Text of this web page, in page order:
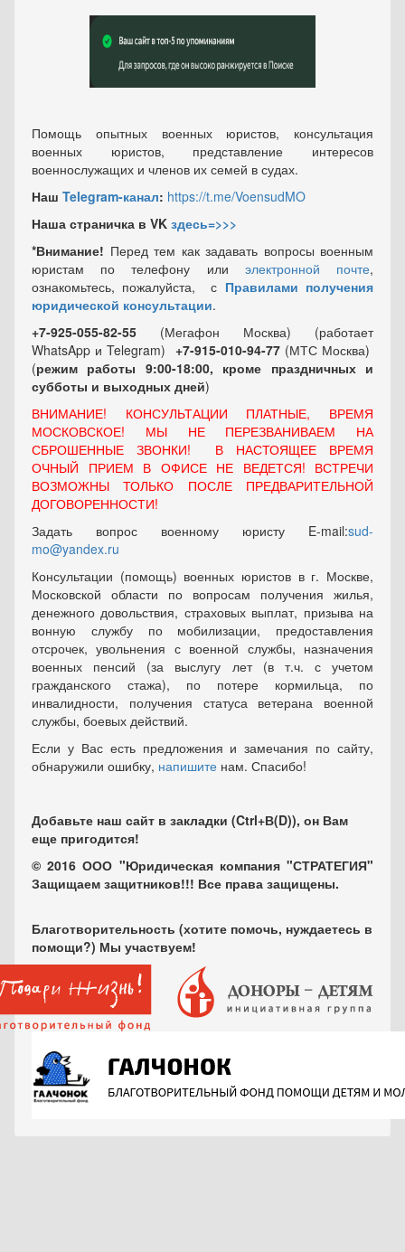
Помощь опытных военных юристов, консультация
военных юристов, представление интересов
военнослужащих и членов их семей в судах.
Наш Telegram-канал: https://t.me/VoensudMO
Наша страничка в VK здесь=>>>
*Внимание! Перед тем как задавать вопросы военным
юристам по телефону или электронной почте,
ознакомьтесь, пожалуйста, с Правилами получения
юридической консультации.
+7-925-055-82-55 (Мегафон Москва) (работает
WhatsApp и Telegram) +7-915-010-94-77 (МТС Москва)
(режим работы 9:00-18:00, кроме праздничных и
субботы и выходных дней)
ВНИМАНИЕ! КОНСУЛЬТАЦИИ ПЛАТНЫЕ, ВРЕМЯ
МОСКОВСКОЕ! МЫ НЕ ПЕРЕЗВАНИВАЕМ НА
СБРОШЕННЫЕ ЗВОНКИ! В НАСТОЯЩЕЕ ВРЕМЯ
ОЧНЫЙ ПРИЕМ В ОФИСЕ НЕ ВЕДЕТСЯ! ВСТРЕЧИ
ВОЗМОЖНЫ ТОЛЬКО ПОСЛЕ ПРЕДВАРИТЕЛЬНОЙ
ДОГОВОРЕННОСТИ!
Задать вопрос военному юристу E-mail:sud-
mo@yandex.ru
Консультации (помощь) военных юристов в г. Москве,
Московской области по вопросам получения жилья,
денежного довольствия, страховых выплат, призыва на
вонную службу по мобилизации, предоставления
отсрочек, увольнения с военной службы, назначения
военных пенсий (за выслугу лет (в т.ч. с учетом
гражданского стажа), по потере кормильца, по
инвалидности, получения статуса ветерана военной
службы, боевых действий.
Если у Вас есть предложения и замечания по сайту,
обнаружили ошибку, напишите нам. Спасибо!
Добавьте наш сайт в закладки (Ctrl+В(D)), он Вам
еще пригодится!
© 2016 ООО "Юридическая компания "СТРАТЕГИЯ"
Защищаем защитников!!! Все права защищены.
Благотворительность (хотите помочь, нуждаетесь в
помощи?) Мы участвуем!